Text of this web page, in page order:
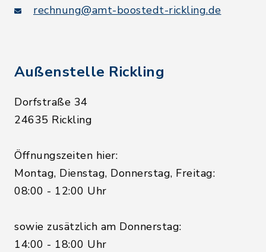
rechnung@amt-boostedt-rickling.de
Außenstelle Rickling
Dorfstraße 34
24635 Rickling
Öffnungszeiten hier:
Montag, Dienstag, Donnerstag, Freitag:
08:00 - 12:00 Uhr
sowie zusätzlich am Donnerstag:
14:00 - 18:00 Uhr